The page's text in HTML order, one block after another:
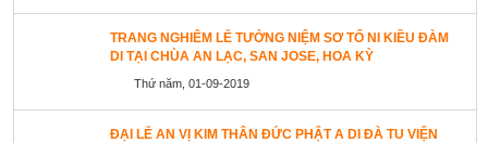
TRANG NGHIÊM LỄ TƯỞNG NIỆM SƠ TỔ NI KIỀU ĐÀM
DI TẠI CHÙA AN LẠC, SAN JOSE, HOA KỲ
Thứ năm, 01-09-2019
ĐẠI LỄ AN VỊ KIM THÂN ĐỨC PHẬT A DI ĐÀ TU VIỆN